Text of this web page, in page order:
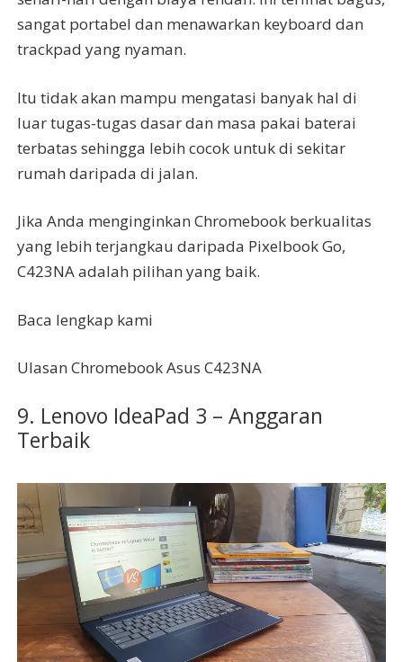
sangat portabel dan menawarkan keyboard dan
trackpad yang nyaman.
Itu tidak akan mampu mengatasi banyak hal di
luar tugas-tugas dasar dan masa pakai baterai
terbatas sehingga lebih cocok untuk di sekitar
rumah daripada di jalan.
Jika Anda menginginkan Chromebook berkualitas
yang lebih terjangkau daripada Pixelbook Go,
C423NA adalah pilihan yang baik.
Baca lengkap kami
Ulasan Chromebook Asus C423NA
9. Lenovo IdeaPad 3 – Anggaran
Terbaik